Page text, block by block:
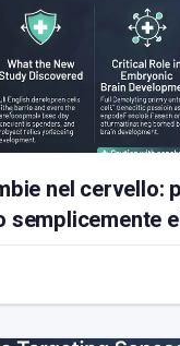
nel cervello:
semplicemente